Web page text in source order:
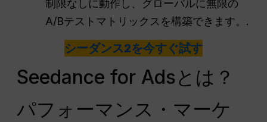
制限なしに動作し、グローバルに無限の
A/Bテストマトリックスを構築できます。.
シーダンス2を今すぐ試す
Seedance for Adsとは？
パフォーマンス・マーケ